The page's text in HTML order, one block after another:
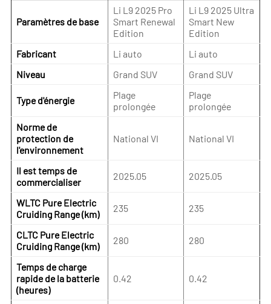
Paramètres de base
Li L9 2025 Pro
Smart Renewal
Edition
Li L9 2025 Ultra
Smart New
Edition
Fabricant
Li auto
Li auto
Niveau
Grand SUV Grand SUV
Type d'énergie
Plage
prolongée
Plage
prolongée
Norme de
protection de
l'environnement
National VI National VI
Il est temps de
commercialiser
2025.05 2025.05
WLTC Pure Electric
Cruiding Range (km)
235 235
CLTC Pure Electric
Cruiding Range (km)
280 280
Temps de charge
rapide de la batterie
(heures)
0.42 0.42